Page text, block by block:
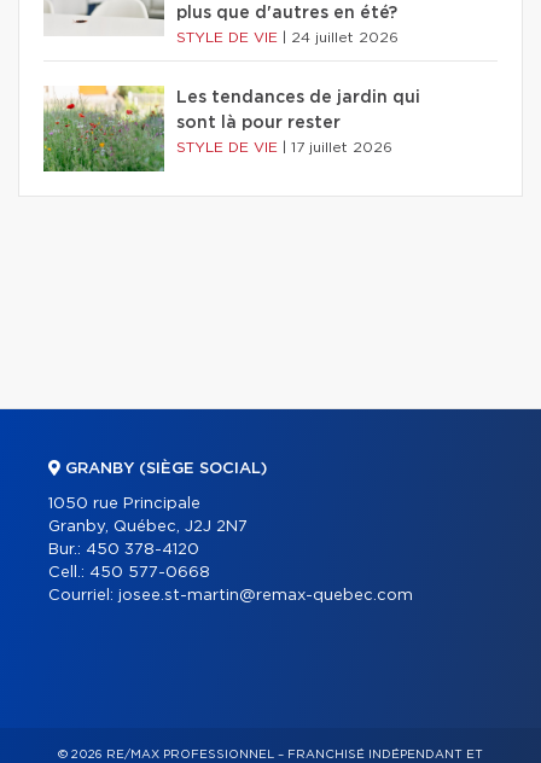
plus que d'autres en été?
STYLE DE VIE 24 juillet 2026
Les tendances de jardin qui
sont là pour rester
STYLE DE VIE 17 juillet 2026
GRANBY (SIÈGE SOCIAL)
1050 rue Principale
Granby, Québec, J2J 2N7
Bur.: 450 378-4120
Cell.: 450 577-0668
Courriel: josee.st-martin@remax-quebec.com
© 2026 RE/MAX PROFESSIONNEL – FRANCHISÉ INDÉPENDANT ET